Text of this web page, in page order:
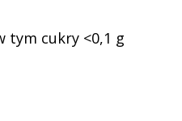
tym cukry <0,1 g